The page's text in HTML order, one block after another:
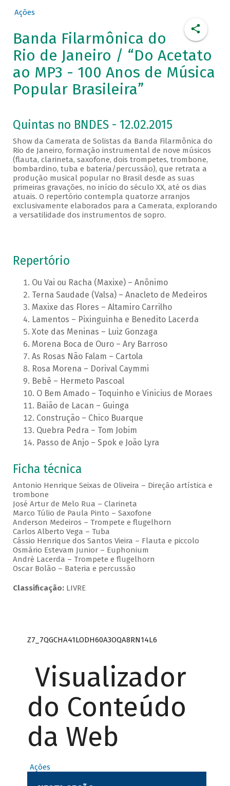
Ações
Banda Filarmônica do
Rio de Janeiro / “Do Acetato
ao MP3 - 100 Anos de Música
Popular Brasileira”
Quintas no BNDES - 12.02.2015
Show da Camerata de Solistas da Banda Filarmônica do
Rio de Janeiro, formação instrumental de nove músicos
(flauta, clarineta, saxofone, dois trompetes, trombone,
bombardino, tuba e bateria/percussão), que retrata a
produção musical popular no Brasil desde as suas
primeiras gravações, no início do século XX, até os dias
atuais. O repertório contempla quatorze arranjos
exclusivamente elaborados para a Camerata, explorando
a versatilidade dos instrumentos de sopro.
Repertório
Ou Vai ou Racha (Maxixe) – Anônimo
Terna Saudade (Valsa) – Anacleto de Medeiros
Maxixe das Flores – Altamiro Carrilho
Lamentos – Pixinguinha e Benedito Lacerda
Xote das Meninas – Luiz Gonzaga
Morena Boca de Ouro – Ary Barroso
As Rosas Não Falam – Cartola
Rosa Morena – Dorival Caymmi
Bebê – Hermeto Pascoal
O Bem Amado – Toquinho e Vinicius de Moraes
Baião de Lacan – Guinga
Construção – Chico Buarque
Quebra Pedra – Tom Jobim
Passo de Anjo – Spok e João Lyra
Ficha técnica
Antonio Henrique Seixas de Oliveira – Direção artística e
trombone
José Artur de Melo Rua – Clarineta
Marco Túlio de Paula Pinto – Saxofone
Anderson Medeiros – Trompete e flugelhorn
Carlos Alberto Vega – Tuba
Cássio Henrique dos Santos Vieira – Flauta e piccolo
Osmário Estevam Junior – Euphonium
André Lacerda – Trompete e flugelhorn
Oscar Bolão – Bateria e percussão
Classificação:LIVRE
Z7_7QGCHA41LODH60A3OQA8RN14L6
Visualizador
do Conteúdo
da Web
Ações